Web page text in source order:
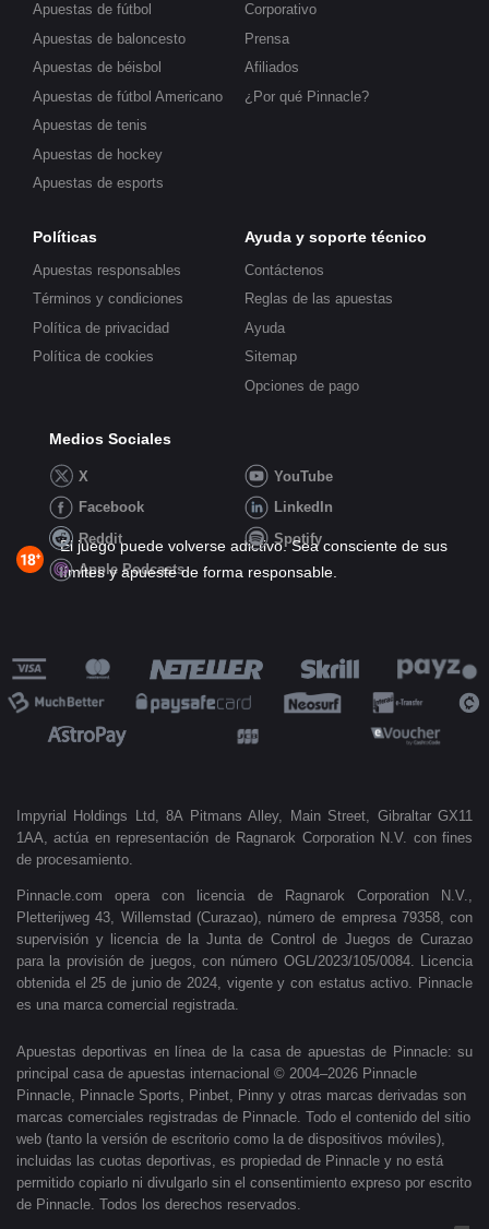
Apuestas de fútbol
Apuestas de baloncesto
Apuestas de béisbol
Apuestas de fútbol Americano
Apuestas de tenis
Apuestas de hockey
Apuestas de esports
Corporativo
Prensa
Afiliados
¿Por qué Pinnacle?
Políticas
Apuestas responsables
Términos y condiciones
Política de privacidad
Política de cookies
Ayuda y soporte técnico
Contáctenos
Reglas de las apuestas
Ayuda
Sitemap
Opciones de pago
Medios Sociales
X
YouTube
Facebook
LinkedIn
Reddit
Spotify
Apple Podcasts
El juego puede volverse adictivo. Sea consciente de sus
límites y apueste de forma responsable.
Impyrial Holdings Ltd, 8A Pitmans Alley, Main Street, Gibraltar GX11
1AA, actúa en representación de Ragnarok Corporation N.V. con fines
de procesamiento.
Pinnacle.com opera con licencia de Ragnarok Corporation N.V.,
Pletterijweg 43, Willemstad (Curazao), número de empresa 79358, con
supervisión y licencia de la Junta de Control de Juegos de Curazao
para la provisión de juegos, con número OGL/2023/105/0084. Licencia
obtenida el 25 de junio de 2024, vigente y con estatus activo. Pinnacle
es una marca comercial registrada.
Apuestas deportivas en línea de la casa de apuestas de Pinnacle: su
principal casa de apuestas internacional © 2004–2026 Pinnacle
Pinnacle, Pinnacle Sports, Pinbet, Pinny y otras marcas derivadas son
marcas comerciales registradas de Pinnacle. Todo el contenido del sitio
web (tanto la versión de escritorio como la de dispositivos móviles),
incluidas las cuotas deportivas, es propiedad de Pinnacle y no está
permitido copiarlo ni divulgarlo sin el consentimiento expreso por escrito
de Pinnacle. Todos los derechos reservados.